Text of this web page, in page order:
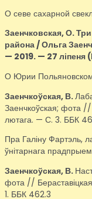
О севе сахарной
Заенчковская, О.
района / Ольга
— 2019. — 27
О Юрии
Заенчкоўская, В.
Заенчкоўская; фота
лютага. — С. 3. ББК
Пра Галіну Фартэль,
ўнітарнага
Заенчкоўская, В.
фота //
1. ББК 462.3